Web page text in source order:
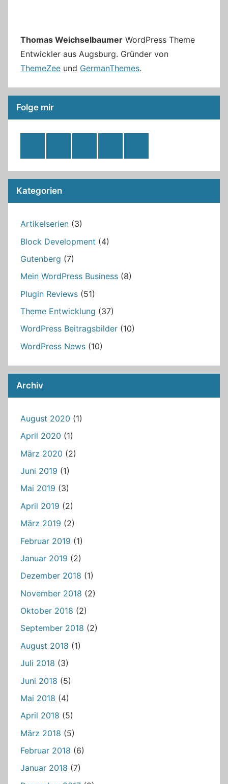
Thomas Weichselbaumer WordPress Theme
Entwickler aus Augsburg. Gründer von
ThemeZee und GermanThemes.
Folge mir
Feed
Kategorien
Artikelserien (3)
Block Development (4)
Gutenberg (7)
Mein WordPress Business (8)
Plugin Reviews (51)
Theme Entwicklung (37)
WordPress Beitragsbilder (10)
WordPress News (10)
Archiv
August 2020 (1)
April 2020 (1)
März 2020 (2)
Juni 2019 (1)
Mai 2019 (3)
April 2019 (2)
März 2019 (2)
Februar 2019 (1)
Januar 2019 (2)
Dezember 2018 (1)
November 2018 (2)
Oktober 2018 (2)
September 2018 (2)
August 2018 (1)
Juli 2018 (3)
Juni 2018 (5)
Mai 2018 (4)
April 2018 (5)
März 2018 (5)
Februar 2018 (6)
Januar 2018 (7)